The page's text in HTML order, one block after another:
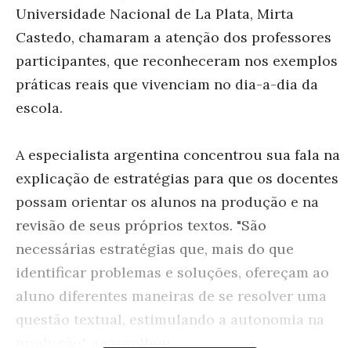
Universidade Nacional de La Plata, Mirta
Castedo, chamaram a atenção dos professores
participantes, que reconheceram nos exemplos
práticas reais que vivenciam no dia-a-dia da
escola.
A especialista argentina concentrou sua fala na
explicação de estratégias para que os docentes
possam orientar os alunos na produção e na
revisão de seus próprios textos. "São
necessárias estratégias que, mais do que
identificar problemas e soluções, ofereçam ao
aluno diferentes maneiras de se resolver uma
questão textual, estimulando a autonomia na
produção", aconselhou.